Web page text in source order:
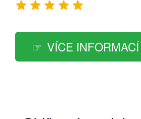
VÍCE INFORMACÍ